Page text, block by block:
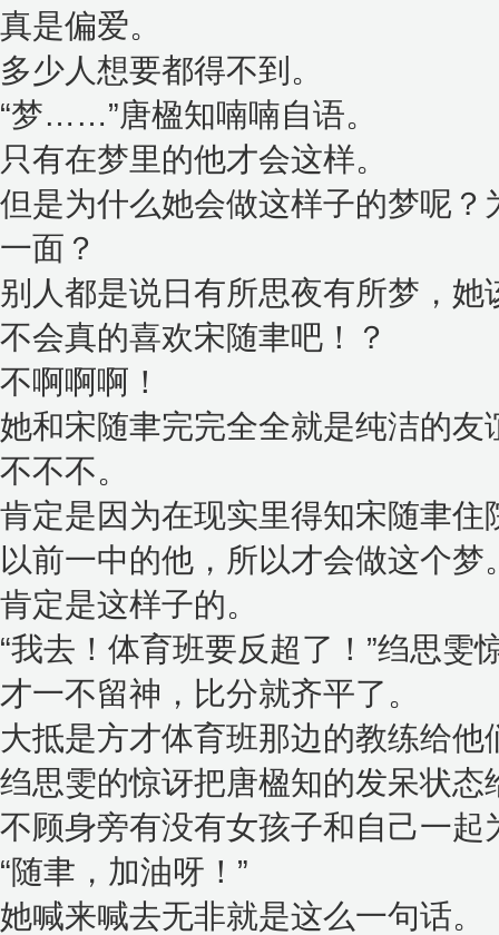
真是偏爱。
多少人想要都得不到。
“梦……”唐楹知喃喃自语。
只有在梦里的他才会这样。
但是为什么她会做这样子的梦呢
一面？
别人都是说日有所思夜有所梦，
不会真的喜欢宋随聿吧！？
不啊啊啊！
她和宋随聿完完全全就是纯洁的友
不不不。
肯定是因为在现实里得知宋随聿
以前一中的他，所以才会做这个梦
肯定是这样子的。
“我去！体育班要反超了！”绉思雯
才一不留神，比分就齐平了。
大抵是方才体育班那边的教练给
绉思雯的惊讶把唐楹知的发呆状
不顾身旁有没有女孩子和自己一
“随聿，加油呀！”
她喊来喊去无非就是这么一句话。